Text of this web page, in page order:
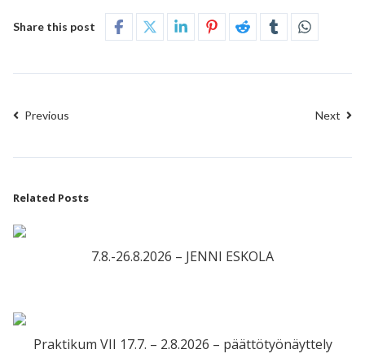
Share this post
Previous Next
Related Posts
7.8.-26.8.2026 – JENNI ESKOLA
Praktikum VII 17.7. – 2.8.2026 – päättötyönäyttely